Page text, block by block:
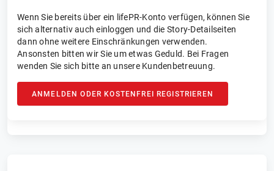
Wenn Sie bereits über ein lifePR-Konto verfügen, können Sie
sich alternativ auch einloggen und die Story-Detailseiten
dann ohne weitere Einschränkungen verwenden.
Ansonsten bitten wir Sie um etwas Geduld. Bei Fragen
wenden Sie sich bitte an unsere Kundenbetreuung.
ANMELDEN ODER KOSTENFREI REGISTRIEREN